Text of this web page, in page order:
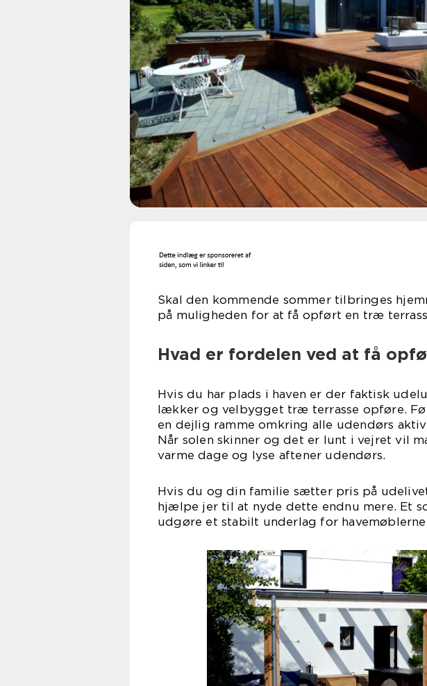
Skal den kommende sommer tilbringes
på muligheden for at få opført en træ
Hvad er fordelen ved at få
Hvis du har plads i haven er der faktisk
lækker og velbygget træ terrasse opføre.
en dejlig ramme omkring alle udendørs
Når solen skinner og det er lunt i vejret vil
varme dage og lyse aftener udendørs.
Hvis du og din familie sætter pris på
hjælpe jer til at nyde dette endnu mere. Et
udgøre et stabilt underlag for